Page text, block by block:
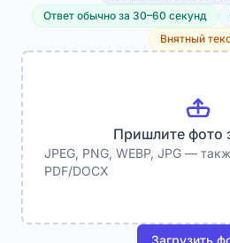
Ответ обычно за 30–60 секунд
Внятный
Пришлите фото
JPEG, PNG, WEBP, JPG —
PDF/DOCX
Загрузить
Вставьте текст задания